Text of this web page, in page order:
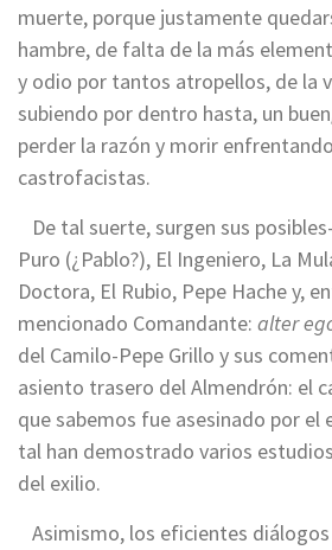
muerte, porque justamente
hambre, de falta de la más
y odio por tantos atropellos, de la
subiendo por dentro hasta, un
perder la razón y morir
castrofacistas.
De tal suerte, surgen sus
Puro (¿Pablo?), El Ingeniero, La
Doctora, El Rubio, Pepe Hache y,
mencionado Comandante: alter
del Camilo-Pepe Grillo y sus
asiento trasero del Almendrón: el
que sabemos fue asesinado por el
tal han demostrado varios
del exilio.
Asimismo, los eficientes